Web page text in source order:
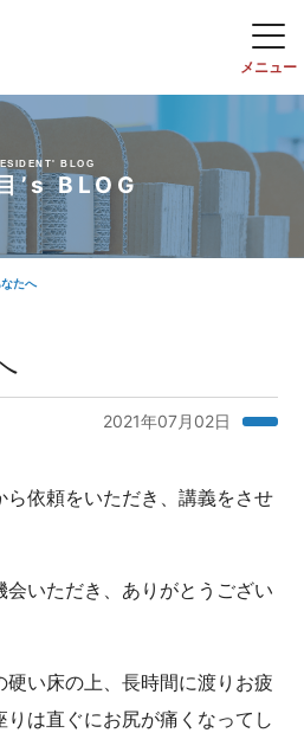
BLOG
’s BLOG
たへ
2021年07月02日
ら依頼をいただき、講義をさせ
いただき、ありがとうござい
い床の上、長時間に渡りお疲
は直ぐにお尻が痛くなってし